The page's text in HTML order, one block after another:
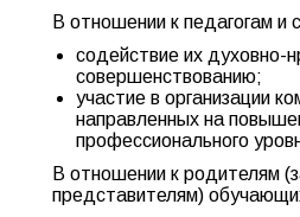
В отношении к педагогам и
содействие их духовно-
совершенствованию;
участие в организации
направленных на
профессионального
В отношении к родителям
представителям)